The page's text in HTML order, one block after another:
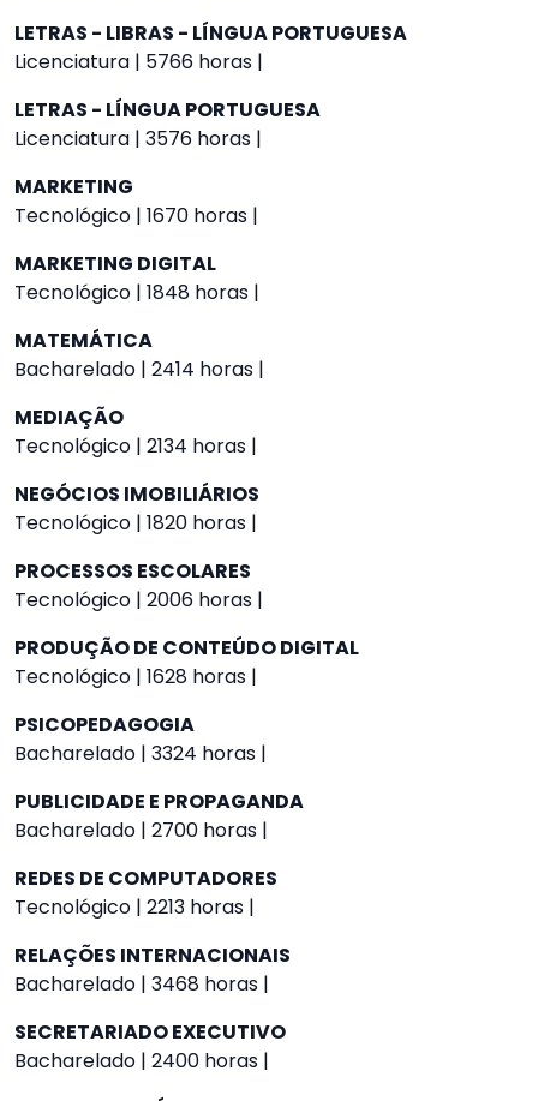
LETRAS - LIBRAS - LÍNGUA PORTUGUESA
Licenciatura | 5766 horas |
LETRAS - LÍNGUA PORTUGUESA
Licenciatura | 3576 horas |
MARKETING
Tecnológico | 1670 horas |
MARKETING DIGITAL
Tecnológico | 1848 horas |
MATEMÁTICA
Bacharelado | 2414 horas |
MEDIAÇÃO
Tecnológico | 2134 horas |
NEGÓCIOS IMOBILIÁRIOS
Tecnológico | 1820 horas |
PROCESSOS ESCOLARES
Tecnológico | 2006 horas |
PRODUÇÃO DE CONTEÚDO DIGITAL
Tecnológico | 1628 horas |
PSICOPEDAGOGIA
Bacharelado | 3324 horas |
PUBLICIDADE E PROPAGANDA
Bacharelado | 2700 horas |
REDES DE COMPUTADORES
Tecnológico | 2213 horas |
RELAÇÕES INTERNACIONAIS
Bacharelado | 3468 horas |
SECRETARIADO EXECUTIVO
Bacharelado | 2400 horas |